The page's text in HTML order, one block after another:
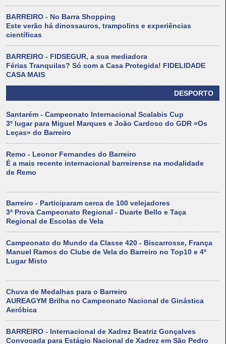
BARREIRO - No Barra Shopping
Este verão há dinossauros, trampolins e experiências
científicas
BARREIRO - FIDSEGUR, a sua mediadora
Férias Tranquilas? Só com a Casa Protegida! FIDELIDADE
CASA MAIS
DESPORTO
Santarém - Campeonato Internacional Scalabis Cup
3º lugar para Miguel Marques e João Cardoso do GDR «Os
Leças» do Barreiro
Remo - Leonor Fernandes do Barreiro
É a mais recente internacional barreirense na modalidade
de Remo
Barreiro - Participaram cerca de 100 velejadores
3ª Prova Campeonato Regional - Duarte Bello e Taça
Regional de Escolas de Vela
Campeonato do Mundo da Classe 420 - Biscarrosse, França
Manuel Ramos do Clube de Vela do Barreiro no Top10 e 4º
Lugar Misto
Chuva de Medalhas para o Barreiro
AUREAGYM Brilha no Campeonato Nacional de Ginástica
Aeróbica
BARREIRO - Internacional de Xadrez Beatriz Gonçalves
Convocada para Estágio Nacional de Xadrez em São Pedro